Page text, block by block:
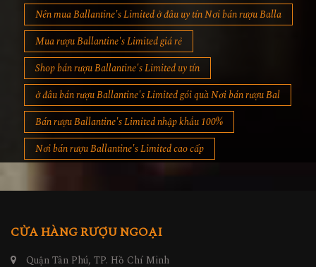
Mua rượu Ballantine's Limited giá rẻ
Shop bán rượu Ballantine's Limited uy tín
ở đâu bán rượu Ballantine's Limited gói quà Nơi bán rượu Bal
Bán rượu Ballantine's Limited nhập khẩu 100%
Nơi bán rượu Ballantine's Limited cao cấp
Quận Tân Phú, TP. Hồ Chí Minh
HOTLINE mua hàng